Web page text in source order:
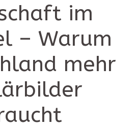
im
– Warum
mehr